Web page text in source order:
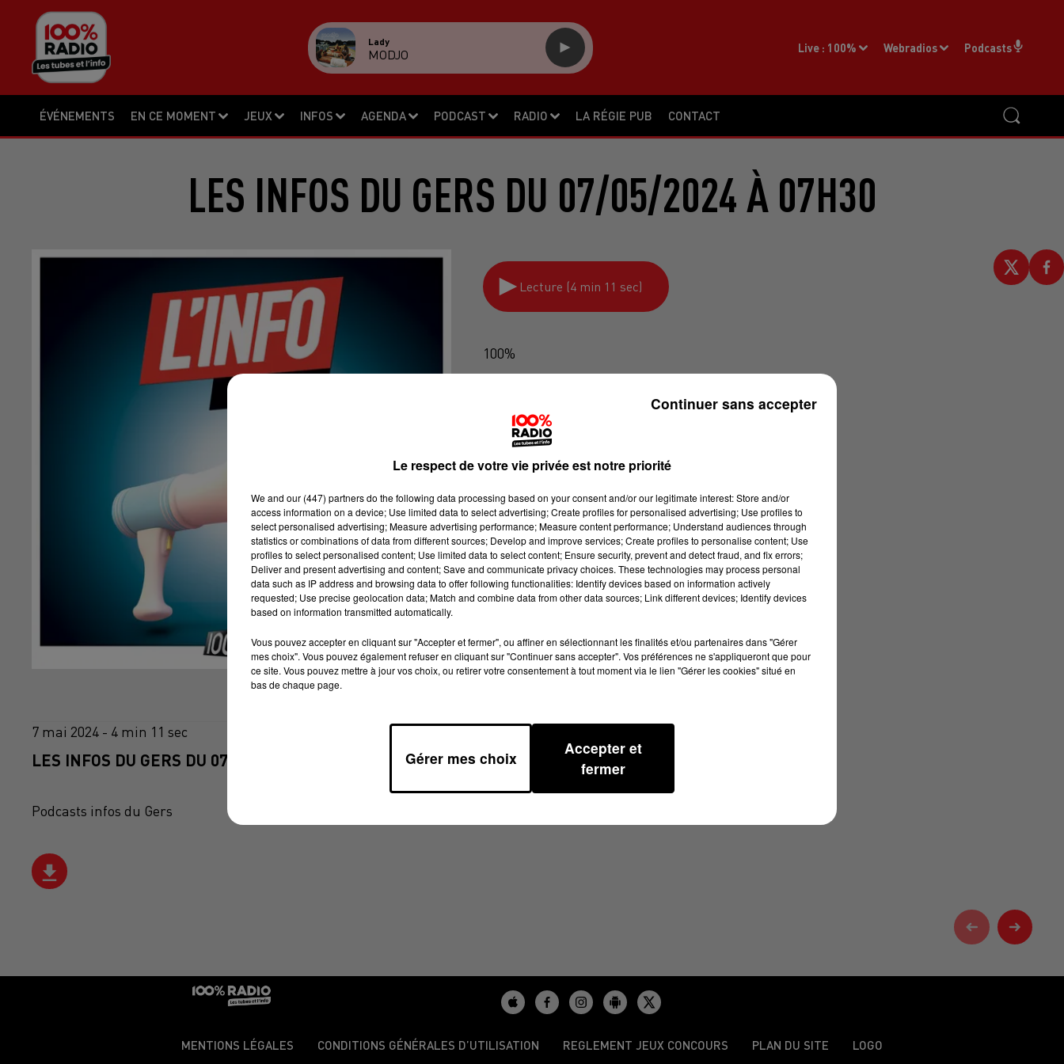
ÉVÉNEMENTS EN CE MOMENT JEUX INFOS AGENDA PODCAST RADIO LA RÉGIE PUB CONTACT
Live : 100% Webradios Podcasts
Lady
MODJO
LES INFOS DU GERS DU 07/05/2024 À 07H30
Lecture (4 min 11 sec)
100%
7 mai 2024 - 4 min 11 sec
LES INFOS DU GERS DU 07/05/2024 À 07H30
Podcasts infos du Gers
MENTIONS LÉGALES CONDITIONS GÉNÉRALES D’UTILISATION REGLEMENT JEUX CONCOURS PLAN DU SITE LOGO
Le respect de votre vie privée est notre priorité
We and our (447) partnersdo the following data processing based on your consent and/or our legitimate interest: Store and/or
access information on a device; Use limited data to select advertising; Create profiles for personalised advertising; Use profiles to
select personalised advertising; Measure advertising performance; Measure content performance; Understand audiences through
statistics or combinations of data from different sources; Develop and improve services; Create profiles to personalise content; Use
profiles to select personalised content; Use limited data to select content; Ensure security, prevent and detect fraud, and fix errors;
Deliver and present advertising and content; Save and communicate privacy choices. These technologies may process personal
data such as IP address and browsing data to offer following functionalities: Identify devices based on information actively
requested; Use precise geolocation data; Match and combine data from other data sources; Link different devices; Identify devices
based on information transmitted automatically.
Vous pouvez accepter en cliquant sur "Accepter et fermer", ou affiner en sélectionnant les finalités et/ou partenaires dans "Gérer
mes choix". Vous pouvez également refuser en cliquant sur "Continuer sans accepter". Vos préférences ne s'appliqueront que pour
ce site. Vous pouvez mettre à jour vos choix, ou retirer votre consentement à tout moment via le lien "Gérer les cookies" situé en
bas de chaque page.
Gérer mes choix
Accepter et
fermer
Continuer sans accepter